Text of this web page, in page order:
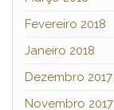
Fevereiro 2018
Janeiro 2018
Dezembro 2017
Novembro 2017